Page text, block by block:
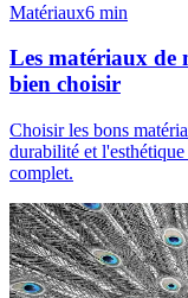
Matériaux6 min
Les matériaux de
bien choisir
Choisir les bons
durabilité et
complet.